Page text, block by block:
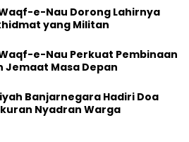
e-Nau Dorong Lahirnya
yang Militan
e-Nau Perkuat Pembinaan
Jemaat Masa Depan
Banjarnegara Hadiri Doa
Nyadran Warga